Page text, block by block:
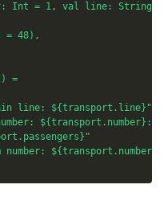
Int = 1, val line:
= 48),
=
line: ${transport.line}"
${transport.number}:
${transport.number}"